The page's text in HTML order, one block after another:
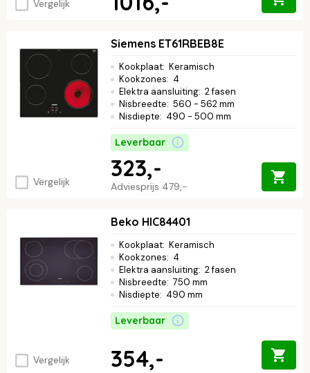
Vergelijk
Vergelijk
Siemens ET61RBEB8E
Kookplaat: Keramisch
Kookzones: 4
Elektra aansluiting: 2 fasen
Nisbreedte: 560 - 562 mm
Nisdiepte: 490 - 500 mm
Leverbaar
Adviesprijs 479,-
323,-
Vergelijk
Beko HIC84401
Kookplaat: Keramisch
Kookzones: 4
Elektra aansluiting: 2 fasen
Nisbreedte: 750 mm
Nisdiepte: 490 mm
Leverbaar
354,-